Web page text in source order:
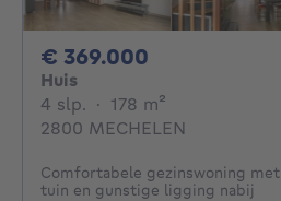
€ 369.000
Huis
4 slp. 4 slaapkamers
· 178 m²
2800 MECHELEN
Comfortabele gezinswoning met
tuin en gunstige ligging nabij